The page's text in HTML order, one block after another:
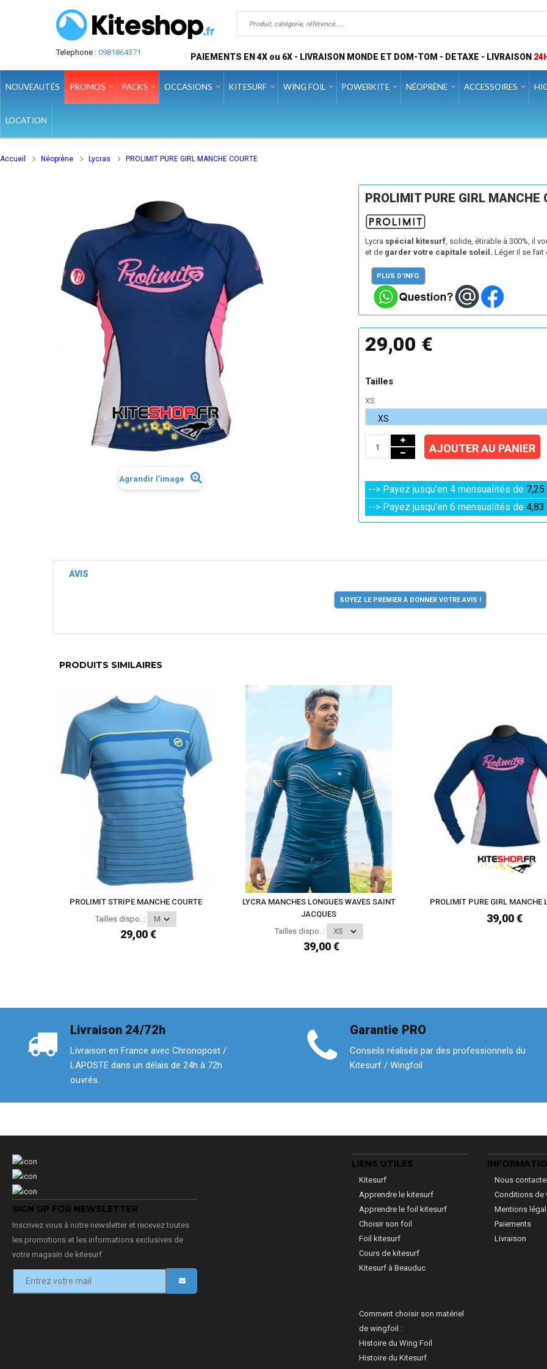
Telephone : 0981864371 PAIEMENTS EN 4X ou 6X - LIVRAISON MONDE ET DOM-TOM - DETAXE - LIVRAISON
NOUVEAUTÉS PROMOS PACKS OCCASIONS KITESURF WING FOIL POWERKITE NÉOPRÈNE ACCESSOIRES
LOCATION
Accueil Néoprène Lycras PROLIMIT PURE GIRL MANCHE COURTE
Agrandir l'image
PROLIMIT PURE GIRL MANCHE
Lycra spécial kitesurf, solide, étirable à 300%, il
et de garder votre capitale soleil. Léger il se fait
PLUS D'INFO.
29,00 €
Tailles
XS
AJOUTER AU PANIER
--> Payez jusqu'en 4 mensualités de 7,25
--> Payez jusqu'en 6 mensualités de 4,83
AVIS
SOYEZ LE PREMIER À DONNER VOTRE AVIS !
PRODUITS SIMILAIRES
PROLIMIT STRIPE MANCHE COURTE
Tailles dispo. :
29,00 €
LYCRA MANCHES LONGUES WAVES SAINT
JACQUES
Tailles dispo. :
39,00 €
PROLIMIT PURE GIRL MANCHE
39,00 €
Livraison 24/72h
Livraison en France avec Chronopost /
LAPOSTE dans un délais de 24h à 72h
ouvrés.
Garantie PRO
Conseils réalisés par des professionnels du
Kitesurf / Wingfoil
SIGN UP FOR NEWSLETTER
Inscrivez vous à notre newsletter et recevez toutes
les promotions et les informations exclusives de
votre magasin de kitesurf
LIENS UTILES
Kitesurf
Apprendre le kitesurf
Apprendre le foil kitesurf
Choisir son foil
Foil kitesurf
Cours de kitesurf
Kitesurf à Beauduc
Comment choisir son matériel
de wingfoil :
Histoire du Wing Foil
Histoire du Kitesurf
Nous
Conditions de
Mentions
Paiements
Livraison